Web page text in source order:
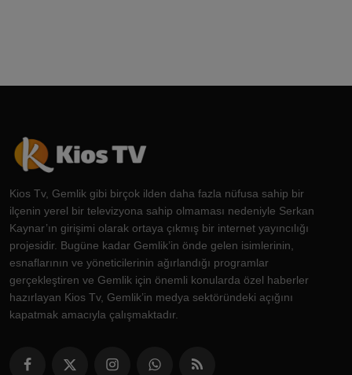
Kios Tv, Gemlik gibi birçok ilden daha fazla nüfusa sahip bir
ilçenin yerel bir televizyona sahip olmaması nedeniyle Serkan
Kaynar’ın girişimi olarak ortaya çıkmış bir internet yayıncılığı
projesidir. Bugüne kadar Gemlik’in önde gelen isimlerinin,
esnaflarının ve yöneticilerinin ağırlandığı programlar
gerçekleştiren ve Gemlik için önemli konularda özel haberler
hazırlayan Kios Tv, Gemlik’in medya sektöründeki açığını
kapatmak amacıyla çalışmaktadır.